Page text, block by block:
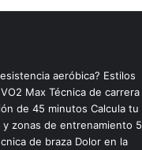
aeróbica? Estilos
VO2 Max Técnica de carrera
de 45 minutos Calcula tu
y zonas de entrenamiento 5
de braza Dolor en la